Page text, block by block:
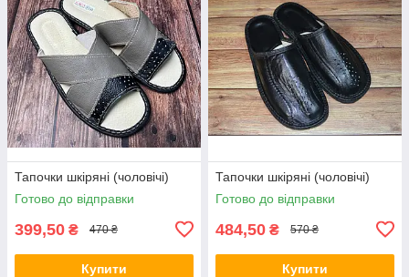
Тапочки шкіряні (чоловічі)
Готово до відправки
399,50 ₴ 470 ₴
Купити
Тапочки шкіряні (чоловічі)
Готово до відправки
484,50 ₴ 570 ₴
Купити